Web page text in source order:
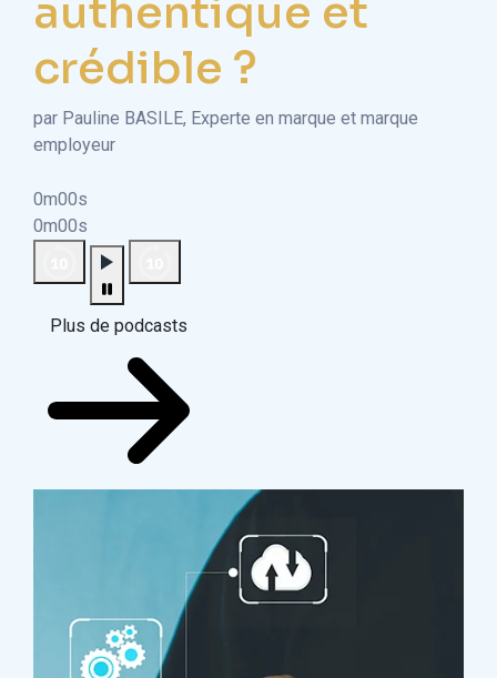
authentique et
crédible ?
par Pauline BASILE, Experte en marque et marque
employeur
0m00s
0m00s
Plus de podcasts